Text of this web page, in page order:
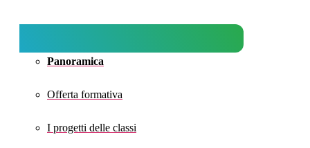
Panoramica
Offerta formativa
I progetti delle classi